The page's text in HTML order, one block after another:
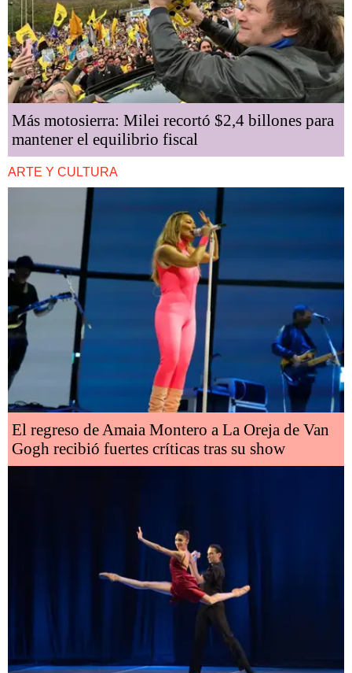
Más motosierra: Milei recortó $2,4 billones para
mantener el equilibrio fiscal
ARTE Y CULTURA
El regreso de Amaia Montero a La Oreja de Van
Gogh recibió fuertes críticas tras su show